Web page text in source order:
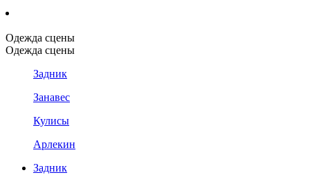
Одежда сцены
Одежда сцены
Задник
Занавес
Кулисы
Арлекин
Задник